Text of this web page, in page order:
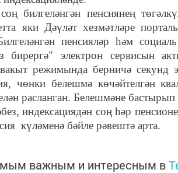
билгеләнгән пенсиянең
яки Дәүләт хезмәтләре
пенсияләр һәм
бирергә" электрон сервисын
режимында берничә секунд
чөнки белешмә көчәйтелгән
расланган. Белешмәне
индексациядән соң һәр
күләменә бәйле рәвештә арта.
важным и интересным в